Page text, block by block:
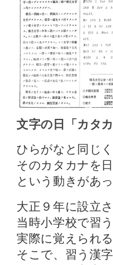
文字の日「カタ
ひらがなと同じ
そのカタカナを
という動きがあ
大正９年に設立
当時小学校で習
実際に覚えられ
そこで、習う漢